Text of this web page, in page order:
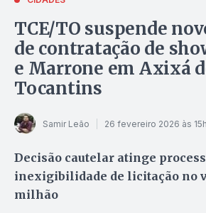
TCE/TO suspende
de contratação de
e Marrone em Axixá
Tocantins
Samir Leão 26 fevereiro 2026 às
Decisão cautelar atinge
inexigibilidade de licitação no
milhão